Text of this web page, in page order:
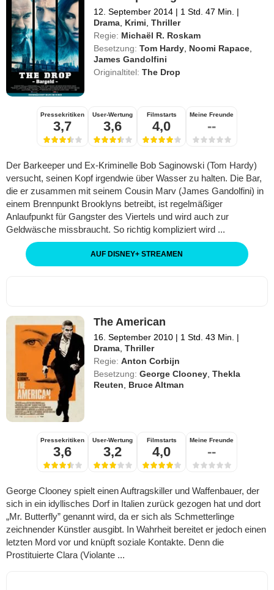
12. September 2014 | 1 Std. 47 Min. |
Drama, Krimi,Thriller
Regie: Michaël R. Roskam
Besetzung: Tom Hardy, Noomi Rapace,
James Gandolfini
Originaltitel:The Drop
Pressekritiken
3,7
User-Wertung
3,6
Filmstarts
4,0
Meine Freunde
--
Der Barkeeper und Ex-Kriminelle Bob Saginowski (Tom Hardy)
versucht, seinen Kopf irgendwie über Wasser zu halten. Die Bar,
die er zusammen mit seinem Cousin Marv (James Gandolfini) in
einem Brennpunkt Brooklyns betreibt, ist regelmäßiger
Anlaufpunkt für Gangster des Viertels und wird auch zur
Geldwäsche missbraucht. So richtig kompliziert wird ...
AUF DISNEY+ STREAMEN
The American
16. September 2010 | 1 Std. 43 Min. |
Drama ,Thriller
Regie: Anton Corbijn
Besetzung: George Clooney ,Thekla
Reuten
Bruce Altman
Pressekritiken
3,6
User-Wertung
3,2
Filmstarts
4,0
Meine Freunde
--
George Clooney spielt einen Auftragskiller und Waffenbauer, der
sich in ein idyllisches Dorf in Italien zurück gezogen hat und dort
„Mr. Butterfly” genannt wird, da er sich als Schmetterlinge
zeichnender Künstler ausgibt. In Wahrheit bereitet er jedoch einen
letzten Mord vor und knüpft soziale Kontakte. Denn die
Prostituierte Clara (Violante ...